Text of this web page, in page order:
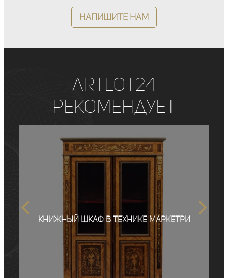
Напишите нам
ArtLot24
рекомендует
Книжный шкаф в технике маркетри